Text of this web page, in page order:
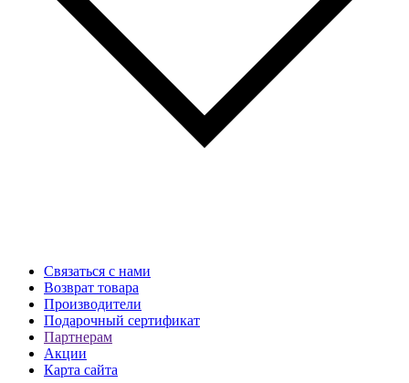
Связаться с нами
Возврат товара
Производители
Подарочный сертификат
Партнерам
Акции
Карта сайта